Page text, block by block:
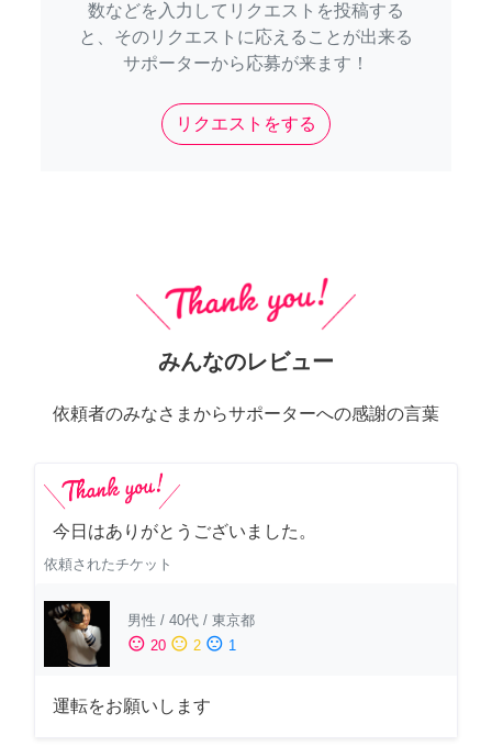
数などを入力してリクエストを投稿する
と、そのリクエストに応えることが出来る
サポーターから応募が来ます！
リクエストをする
みんなのレビュー
依頼者のみなさまからサポーターへの感謝の言葉
今日はありがとうございました。
依頼されたチケット
男性 / 40代 / 東京都
sentiment_satisfied 20 sentiment_neutral 2 sentiment_dissatisfied 1
運転をお願いします